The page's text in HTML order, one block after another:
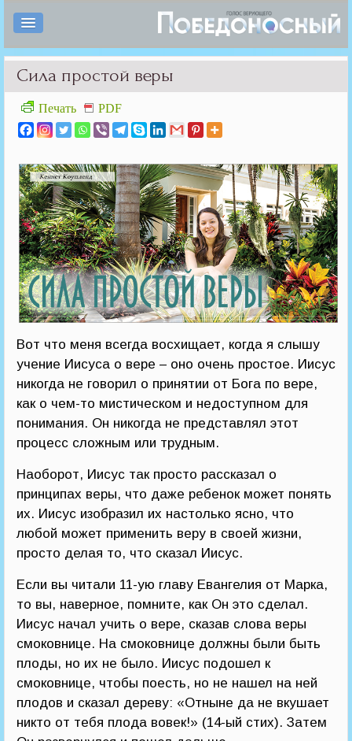
Сила простой веры
Печать PDF
Вот что меня всегда восхищает, когда я слышу
учение Иисуса о вере – оно очень простое. Иисус
никогда не говорил о принятии от Бога по вере,
как о чем-то мистическом и недоступном для
понимания. Он никогда не представлял этот
процесс сложным или трудным.
Наоборот, Иисус так просто рассказал о
принципах веры, что даже ребенок может понять
их. Иисус изобразил их настолько ясно, что
любой может применить веру в своей жизни,
просто делая то, что сказал Иисус.
Если вы читали 11-ую главу Евангелия от Марка,
то вы, наверное, помните, как Он это сделал.
Иисус начал учить о вере, сказав слова веры
смоковнице. На смоковнице должны были быть
плоды, но их не было. Иисус подошел к
смоковнице, чтобы поесть, но не нашел на ней
плодов и сказал дереву: «Отныне да не вкушает
никто от тебя плода вовек!» (14-ый стих). Затем